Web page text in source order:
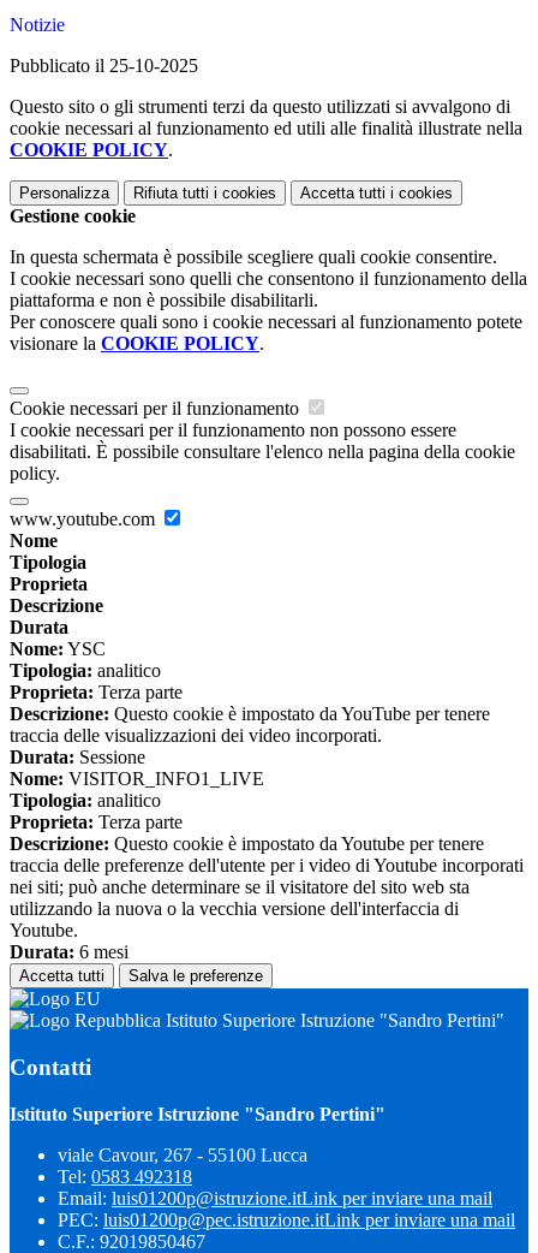
Notizie
Pubblicato il 25-10-2025
Questo sito o gli strumenti terzi da questo utilizzati si avvalgono di
cookie necessari al funzionamento ed utili alle finalità illustrate nella
COOKIE POLICY.
Personalizza Rifiuta tutti i cookies Accetta tutti i cookies
Gestione cookie
In questa schermata è possibile scegliere quali cookie consentire.
I cookie necessari sono quelli che consentono il funzionamento della
piattaforma e non è possibile disabilitarli.
Per conoscere quali sono i cookie necessari al funzionamento potete
visionare la COOKIE POLICY.
Cookie necessari per il funzionamento
I cookie necessari per il funzionamento non possono essere
disabilitati. È possibile consultare l'elenco nella pagina della cookie
policy.
www.youtube.com
Nome
Tipologia
Proprieta
Descrizione
Durata
Nome: YSC
Tipologia: analitico
Proprieta: Terza parte
Descrizione: Questo cookie è impostato da YouTube per tenere
traccia delle visualizzazioni dei video incorporati.
Durata: Sessione
Nome: VISITOR_INFO1_LIVE
Tipologia: analitico
Proprieta: Terza parte
Descrizione: Questo cookie è impostato da Youtube per tenere
traccia delle preferenze dell'utente per i video di Youtube incorporati
nei siti; può anche determinare se il visitatore del sito web sta
utilizzando la nuova o la vecchia versione dell'interfaccia di
Youtube.
Durata: 6 mesi
Accetta tutti Salva le preferenze
Istituto Superiore Istruzione "Sandro Pertini"
Contatti
Istituto Superiore Istruzione "Sandro Pertini"
viale Cavour, 267 - 55100 Lucca
Tel: 0583 492318
Email: luis01200p@istruzione.itLink per inviare una mail
PEC: luis01200p@pec.istruzione.itLink per inviare una mail
C.F.: 92019850467